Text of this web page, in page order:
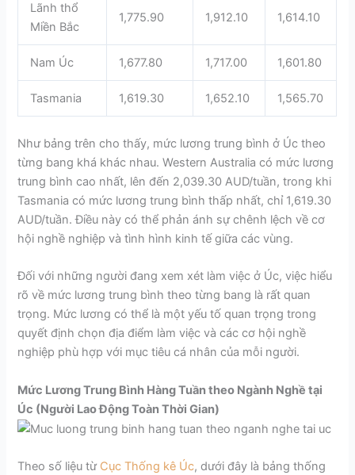
Lãnh thổ
Miền Bắc
1,775.90 1,912.10 1,614.10
Nam Úc 1,677.80 1,717.00 1,601.80
Tasmania 1,619.30 1,652.10 1,565.70
Như bảng trên cho thấy, mức lương trung bình ở Úc theo
từng bang khá khác nhau. Western Australia có mức lương
trung bình cao nhất, lên đến 2,039.30 AUD/tuần, trong khi
Tasmania có mức lương trung bình thấp nhất, chỉ 1,619.30
AUD/tuần. Điều này có thể phản ánh sự chênh lệch về cơ
hội nghề nghiệp và tình hình kinh tế giữa các vùng.
Đối với những người đang xem xét làm việc ở Úc, việc hiểu
rõ về mức lương trung bình theo từng bang là rất quan
trọng. Mức lương có thể là một yếu tố quan trọng trong
quyết định chọn địa điểm làm việc và các cơ hội nghề
nghiệp phù hợp với mục tiêu cá nhân của mỗi người.
Mức Lương Trung Bình Hàng Tuần theo Ngành Nghề tại
Úc (Người Lao Động Toàn Thời Gian)
Theo số liệu từ Cục Thống kê Úc, dưới đây là bảng thống